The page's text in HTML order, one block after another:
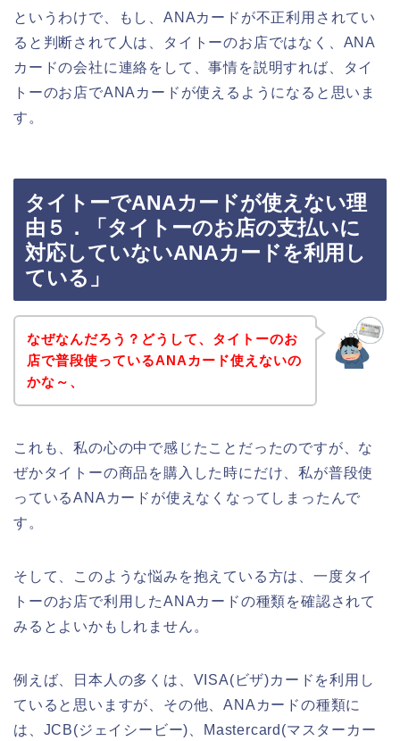
というわけで、もし、ANAカードが不正利用されてい
ると判断されて人は、タイトーのお店ではなく、ANA
カードの会社に連絡をして、事情を説明すれば、タイ
トーのお店でANAカードが使えるようになると思いま
す。
タイトーでANAカードが使えない理
由５．「タイトーのお店の支払いに
対応していないANAカードを利用し
ている」
なぜなんだろう？どうして、タイトーのお
店で普段使っているANAカード使えないの
かな～、
これも、私の心の中で感じたことだったのですが、な
ぜかタイトーの商品を購入した時にだけ、私が普段使
っているANAカードが使えなくなってしまったんで
す。
そして、このような悩みを抱えている方は、一度タイ
トーのお店で利用したANAカードの種類を確認されて
みるとよいかもしれません。
例えば、日本人の多くは、VISA(ビザ)カードを利用し
ていると思いますが、その他、ANAカードの種類に
は、JCB(ジェイシービー)、Mastercard(マスターカー